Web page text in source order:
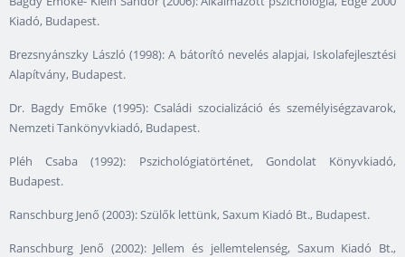
Kiadó, Budapest.
Brezsnyánszky László (1998): A bátorító nevelés alapjai, Iskolafejlesztési
Alapítvány, Budapest.
Dr. Bagdy Emőke (1995): Családi szocializáció és személyiségzavarok,
Nemzeti Tankönyvkiadó, Budapest.
Pléh Csaba (1992): Pszichológiatörténet, Gondolat Könyvkiadó,
Budapest.
Ranschburg Jenő (2003): Szülők lettünk, Saxum Kiadó Bt., Budapest.
Ranschburg Jenő (2002): Jellem és jellemtelenség, Saxum Kiadó Bt.,